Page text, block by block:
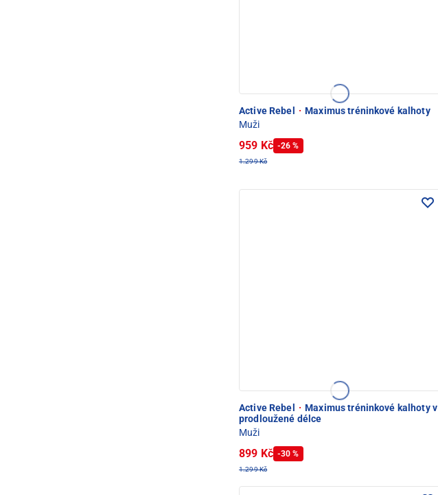
Active Rebel · Maximus tréninkové kalhoty
Muži
959 Kč -26 %
1.299 Kč
Active Rebel · Maximus tréninkové kalhoty v
prodloužené délce
Muži
899 Kč -30 %
1.299 Kč